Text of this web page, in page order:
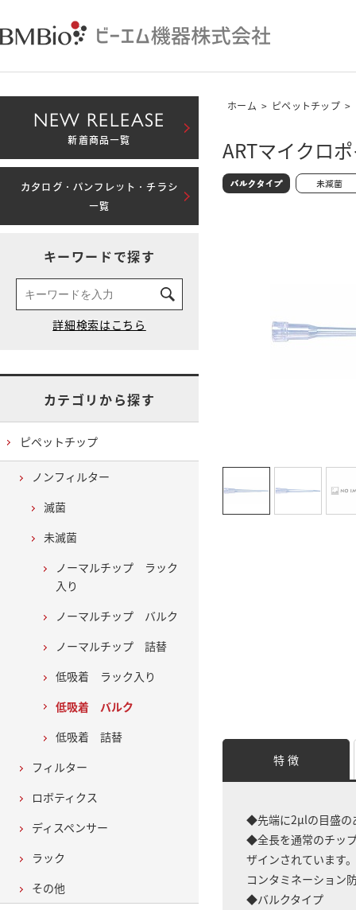
ホーム > ピペットチップ >
ARTマイクロ
特 徴
◆先端に2μlの目盛の
◆全長を通常のチッ
ザインされています。
コンタミネーション
◆バルクタイプ
NEW RELEASE
新着商品一覧
カタログ・パンフレット・チラシ
一覧
キーワードで探す
カテゴリから探す
ピペットチップ
ノンフィルター
滅菌
未滅菌
ノーマルチップ ラック
入り
ノーマルチップ バルク
ノーマルチップ 詰替
低吸着 ラック入り
低吸着 バルク
低吸着 詰替
フィルター
ロボティクス
ディスペンサー
ラック
その他